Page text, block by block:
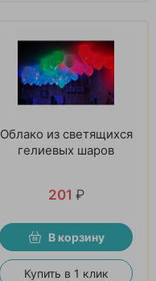
Облако из светящихся
гелиевых шаров
201 ₽
В корзину
Купить в 1 клик